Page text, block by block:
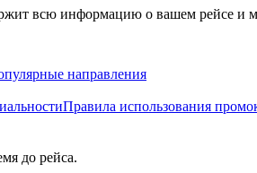
до рейса.
всю информацию о вашем рейсе и
направления
Правила использования